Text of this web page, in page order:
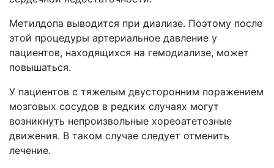
Метилдопа выводится при диализе. Поэтому после
этой процедуры артериальное давление у
пациентов, находящихся на гемодиализе, может
повышаться.
У пациентов с тяжелым двусторонним поражением
мозговых сосудов в редких случаях могут
возникнуть непроизвольные хореоатетозные
движения. В таком случае следует отменить
лечение.